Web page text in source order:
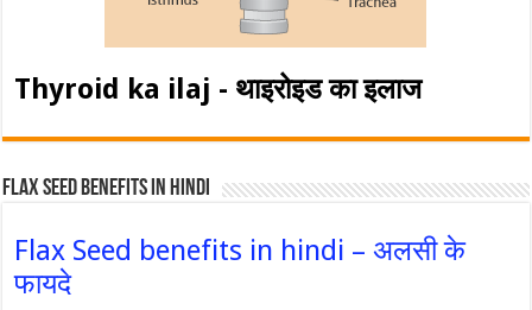
Thyroid ka ilaj - थाइरोइड का इलाज
Flax Seed Benefits in hindi
Flax Seed benefits in hindi – अलसी के
फायदे